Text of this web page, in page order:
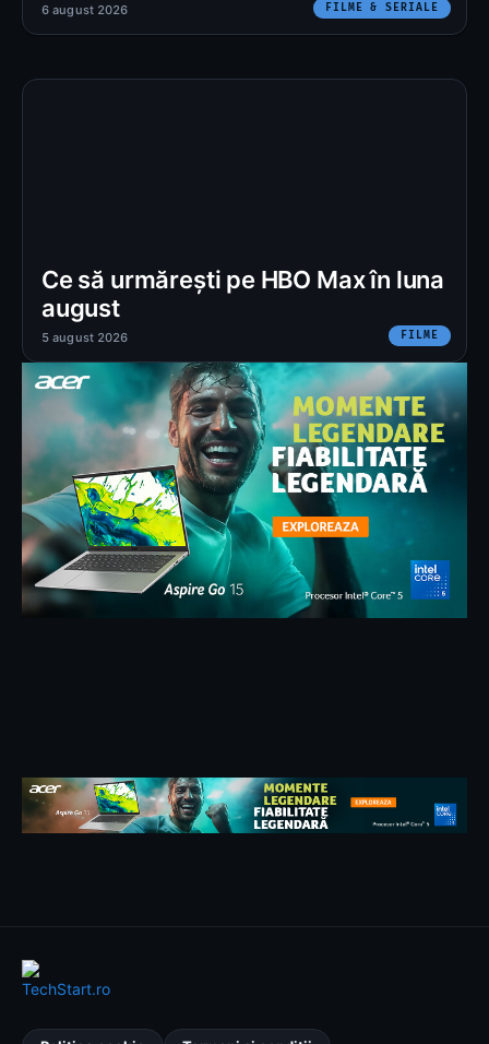
FILME & SERIALE
6 august 2026
Ce să urmărești pe HBO Max în luna
august
FILME
5 august 2026